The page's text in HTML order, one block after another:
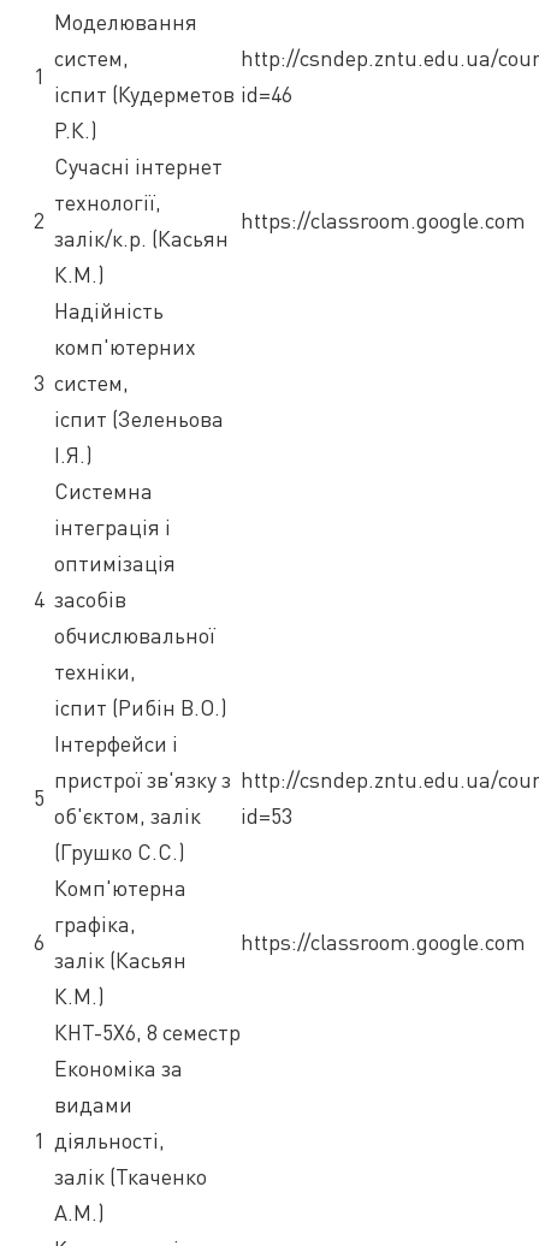
1
Моделювання
систем,
іспит (Кудерметов
Р.К.)
http://csndep.zntu.edu.ua/
id=46
2
Сучасні інтернет
технології,
залік/к.р. (Касьян
К.М.)
https://classroom.google.com
3
Надійність
комп'ютерних
систем,
іспит (Зеленьова
І.Я.)
4
Системна
інтеграція і
оптимізація
засобів
обчислювальної
техніки,
іспит (Рибін В.О.)
5
Інтерфейси і
пристрої зв'язку з
об'єктом, залік
(Грушко С.С.)
http://csndep.zntu.edu.ua/
id=53
6
Комп'ютерна
графіка,
залік (Касьян
К.М.)
https://classroom.google.com
КНТ-5Х6, 8 семестр
1
Економіка за
видами
діяльності,
залік (Ткаченко
А.М.)